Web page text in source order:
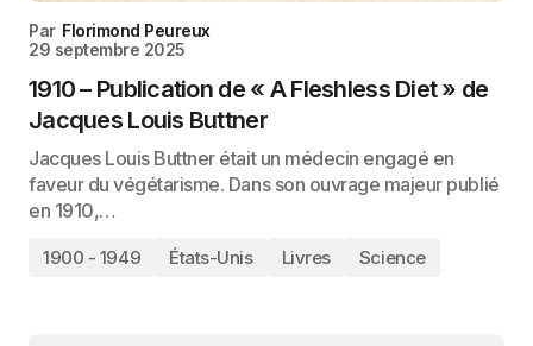
Par Florimond Peureux
29 septembre 2025
1910 – Publication de « A Fleshless Diet » de
Jacques Louis Buttner
Jacques Louis Buttner était un médecin engagé en
faveur du végétarisme. Dans son ouvrage majeur publié
en 1910,…
1900 - 1949 États-Unis Livres Science